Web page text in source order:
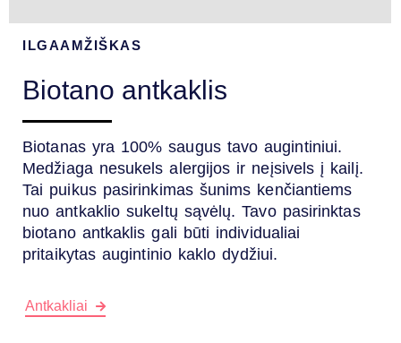
ILGAAMŽIŠKAS
Biotano antkaklis
Biotanas yra 100% saugus tavo augintiniui.
Medžiaga nesukels alergijos ir neįsivels į kailį.
Tai puikus pasirinkimas šunims kenčiantiems
nuo antkaklio sukeltų sąvėlų. Tavo pasirinktas
biotano antkaklis gali būti individualiai
pritaikytas augintinio kaklo dydžiui.
Antkakliai